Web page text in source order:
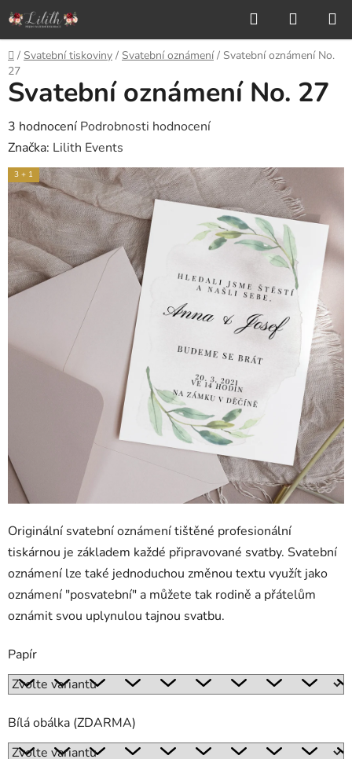
Přejít
na
obsah
Hledat
KOŠÍK
Domů
/ Svatební tiskoviny / Svatební oznámení / Svatební oznámení No.
27
Originální svatební oznámení tištěné profesionální
tiskárnou je základem každé připravované svatby. Svatební
oznámení lze také jednoduchou změnou textu využít jako
oznámení "posvatební" a můžete tak rodině a přátelům
oznámit svou uplynulou tajnou svatbu.
Papír
Bílá obálka (ZDARMA)
Svatební oznámení No. 27
Průměrné
hodnocení
produktu
je
5,0
z
5
hvězdiček.
3 hodnocení Podrobnosti hodnocení
Značka: Lilith Events
3 + 1